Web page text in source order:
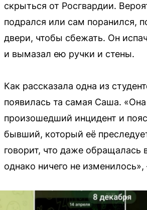
скрыться от Росгвардии.
подрался или сам поранился,
двери, чтобы сбежать. Он
и вымазал ею ручки и стены.
Как рассказала одна из
появилась та самая Саша. «Она
произошедший инцидент и
бывший, который её
говорит, что даже обращалась
однако ничего не